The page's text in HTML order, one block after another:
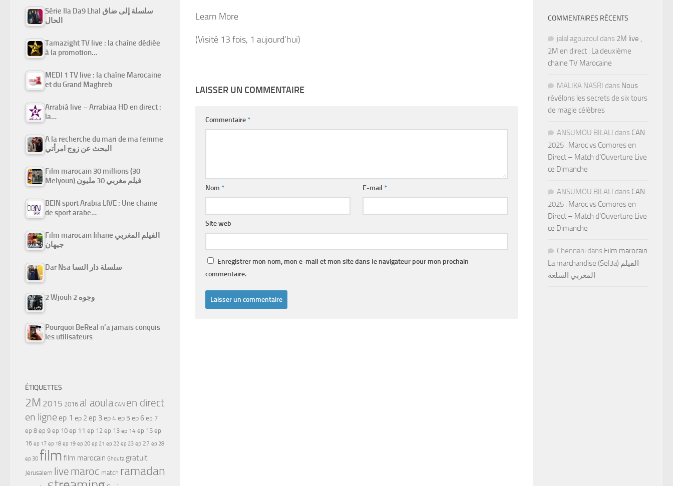
Learn More
(Visité 13 fois, 1 aujourd'hui)
LAISSER UN COMMENTAIRE
Commentaire*
Nom * E-mail*
Site web
Enregistrer mon nom, mon e-mail et mon site dans le navigateur pour mon prochain
commentaire.
Série Ila Da9 Lhal سلسلة إلى ضاق
الحال
Tamazight TV live : la chaîne dédiée
à la promotion…
MEDI 1 TV live : la chaîne Marocaine
et du Grand Maghreb
Arrabiâ live – Arrabiaa HD en direct :
la…
A la recherche du mari de ma femme
البحث عن زوج امرأتي
Film marocain 30 millions (30
Melyoun) فيلم مغربي 30 مليون
BEIN sport Arabia LIVE : Une chaine
de sport arabe…
Film marocain Jihane الفيلم المغربي
جيهان
Dar Nsa سلسلة دار النسا
2 Wjouh 2 وجوه
Pourquoi BeReal n’a jamais conquis
les utilisateurs
ÉTIQUETTES
2M 2015 2016 al aoula CAN en direct
en ligne ep 1 ep 2 ep 3ep 4ep 5 ep 6 ep 7
ep 8 ep 9 ep 10 ep 11 ep 12 ep 13 ep 14 ep 15 ep
16 ep 17 ep 18 ep 19 ep 20 ep 21 ep 22 ep 23 ep 27 ep 28
ep 30 film film marocain Ghouta gratuit
Jerusalem live maroc match ramadan
COMMENTAIRES RÉCENTS
jalal agouzoul dans 2M live ,
2M en direct : La deuxième
chaine TV Marocaine
MALIKA NASRI dans Nous
révélons les secrets de six tours
de magie célèbres
ANSUMOU BILALI dans CAN
2025 : Maroc vs Comores en
Direct – Match d’Ouverture Live
ce Dimanche
ANSUMOU BILALI dans CAN
2025 : Maroc vs Comores en
Direct – Match d’Ouverture Live
ce Dimanche
Chennani dans Film marocain
La marchandise (Sel3a) الفيلم
المغربي السلعة